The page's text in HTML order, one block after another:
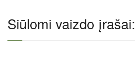
Siūlomi vaizdo įrašai: